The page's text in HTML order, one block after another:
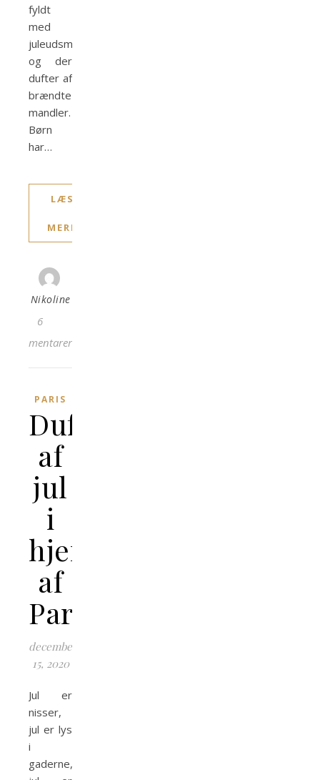
fyldt
med
juleudsmykning
og der
dufter af
brændte
mandler.
Børn
har…
LÆS
MERE
Nikoline
6
Kommentarer
PARIS
Duften
af
jul
i
hjertet
af
Paris
december
15, 2020
Jul er
nisser,
jul er lys
i
gaderne,